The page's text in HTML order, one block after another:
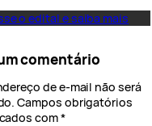
o edital e saiba mais
comentário
de e-mail não será
Campos obrigatórios
com*